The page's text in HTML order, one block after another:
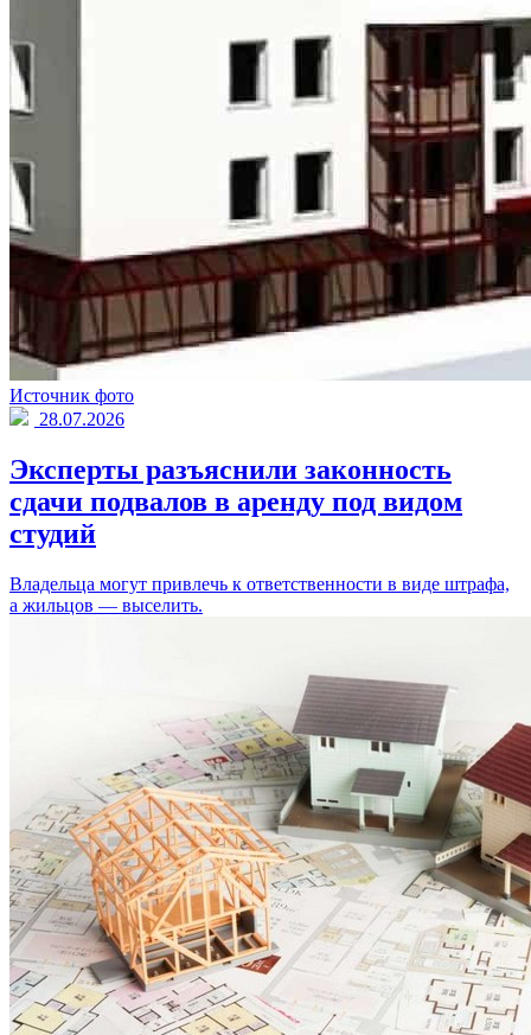
Источник фото
28.07.2026
Эксперты разъяснили законность
сдачи подвалов в аренду под видом
студий
Владельца могут привлечь к ответственности в виде штрафа,
а жильцов — выселить.